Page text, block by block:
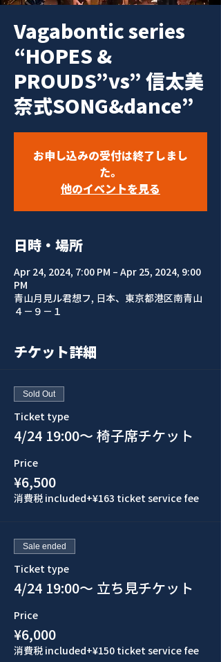
Vagabontic series
“HOPES &
PROUDS”vs” 信太美
奈式SONG&dance”
お申し込みの受付は終了しまし
た。
他のイベントを見る
日時・場所
Apr 24, 2024, 7:00 PM – Apr 25, 2024, 9:00
PM
青山月見ル君想フ, 日本、東京都港区南青山
４−９−１
チケット詳細
Sold Out
Ticket type
4/24 19:00〜 椅子席チケット
Price
¥6,500
消費税 included+¥163 ticket service fee
Sale ended
Ticket type
4/24 19:00〜 立ち見チケット
Price
¥6,000
消費税 included+¥150 ticket service fee